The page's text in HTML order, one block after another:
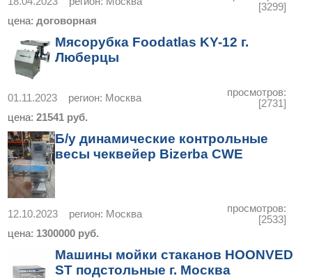
[3299]
цена: договорная
Мясорубка Foodatlas KY-12 г.
Люберцы
01.11.2023 регион: Москва
просмотров:
[2731]
цена: 21541 руб.
Б/у динамические контрольные
весы чеквейер Bizerba CWE
12.10.2023 регион: Москва
просмотров:
[2533]
цена: 1300000 руб.
Машины мойки стаканов HOONVED
ST подстольные г. Москва